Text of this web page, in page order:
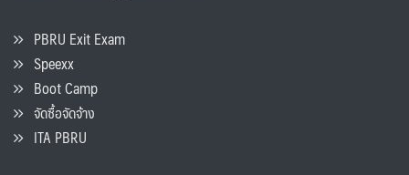
PBRU Exit Exam
Speexx
Boot Camp
จัดซื้อจัดจ้าง
ITA PBRU